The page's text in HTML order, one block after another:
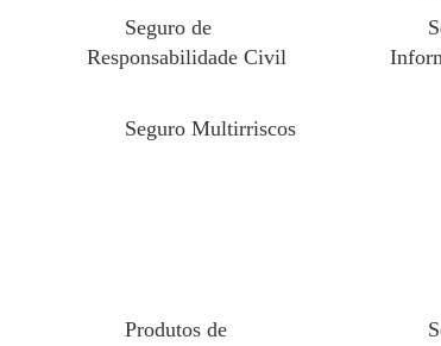
Seguro de
Responsabilidade Civil
Seguro Multirriscos
Produtos de